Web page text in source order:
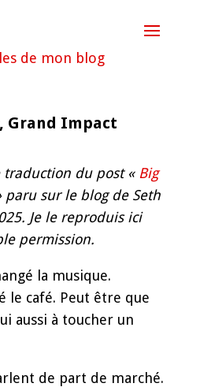
de mon blog
Grand Impact
traduction du post « Big
paru sur le blog de Seth
Je le reproduis ici
permission.
la musique.
le café. Peut être que
aussi à toucher un
de part de marché.